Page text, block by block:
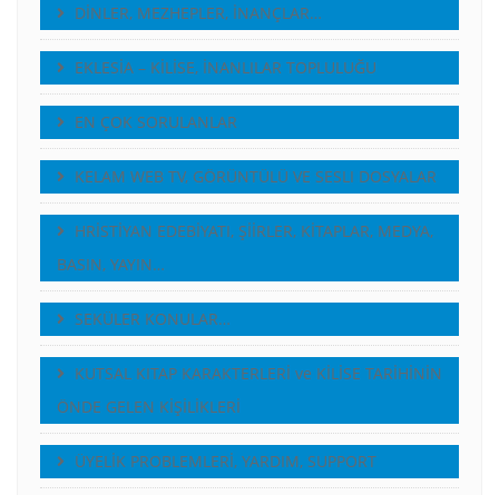
DİNLER, MEZHEPLER, İNANÇLAR…
EKLESİA – KİLİSE, İNANLILAR TOPLULUĞU
EN ÇOK SORULANLAR
KELAM WEB TV, GÖRÜNTÜLÜ VE SESLI DOSYALAR
HRİSTİYAN EDEBİYATI, ŞİİRLER, KİTAPLAR, MEDYA,
BASIN, YAYIN…
SEKÜLER KONULAR…
KUTSAL KITAP KARAKTERLERİ ve KİLİSE TARİHİNİN
ÖNDE GELEN KİŞİLİKLERİ
ÜYELİK PROBLEMLERİ, YARDIM, SUPPORT